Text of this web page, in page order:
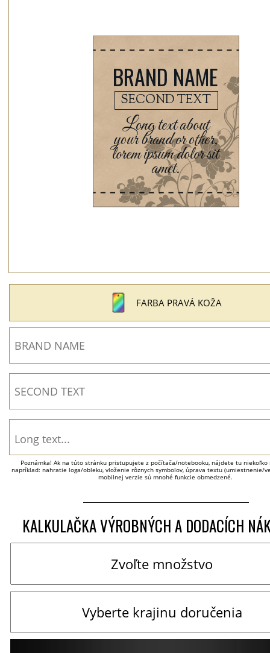
FARBA PRAVÁ KOŽA
Poznámka! Ak na túto stránku pristupujete z počítača/notebooku, nájdete tu niekoľko
napríklad: nahratie loga/obleku, vloženie rôznych symbolov, úprava textu (umiestnenie/
mobilnej verzie sú mnohé funkcie obmedzené.
KALKULAČKA VÝROBNÝCH A DODACÍCH